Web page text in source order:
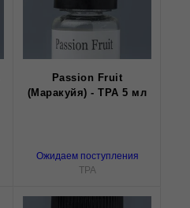
Passion Fruit
(Маракуйя) - TPA 5 мл
Ожидаем поступления
TPA